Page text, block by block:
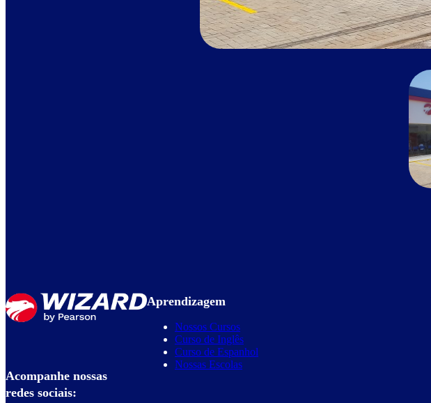
Acompanhe nossas
redes sociais:
Aprendizagem
Nossos Cursos
Curso de Inglês
Curso de Espanhol
Nossas Escolas